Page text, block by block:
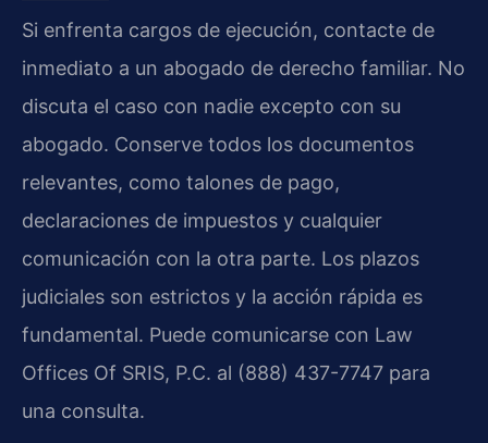
Si enfrenta cargos de ejecución, contacte de
inmediato a un abogado de derecho familiar. No
discuta el caso con nadie excepto con su
abogado. Conserve todos los documentos
relevantes, como talones de pago,
declaraciones de impuestos y cualquier
comunicación con la otra parte. Los plazos
judiciales son estrictos y la acción rápida es
fundamental. Puede comunicarse con Law
Offices Of SRIS, P.C. al (888) 437-7747 para
una consulta.